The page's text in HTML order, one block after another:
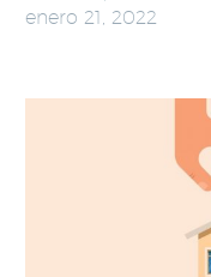
enero 21, 2022